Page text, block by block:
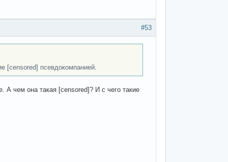
#53
[censored] псевдокомпанией.
А чем она такая [censored]? И с чего такие